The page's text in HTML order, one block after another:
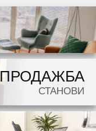
mesto da ja zapocnete vasata
ПРОДАЖБА
СТАНОВИ